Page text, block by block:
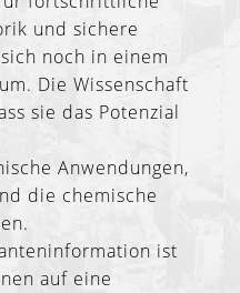
und sichere
noch in einem
Die Wissenschaft
sie das Potenzial
Anwendungen,
die chemische
ist
auf eine